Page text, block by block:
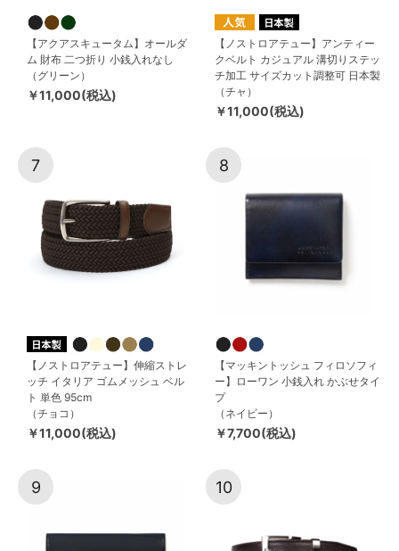
【アクアスキュータム】オールダ
ム 財布 二つ折り 小銭入れなし
（グリーン）
￥11,000(税込)
【ノストロアテュー】アンティー
クベルト カジュアル 溝切りステッ
チ加工 サイズカット調整可 日本製
（チャ）
￥11,000(税込)
7
【ノストロアテュー】伸縮ストレ
ッチ イタリア ゴムメッシュ ベル
ト 単色 95cm
（チョコ）
￥11,000(税込)
8
【マッキントッシュ フィロソフィ
ー】ローワン 小銭入れ かぶせタイ
プ
（ネイビー）
￥7,700(税込)
9 10